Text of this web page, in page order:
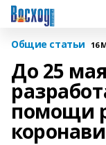
Общие статьи 16
До 25
помощи